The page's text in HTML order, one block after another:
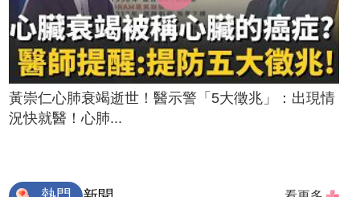
黃崇仁心肺衰竭逝世！醫示警「5大徵兆」：出現情
況快就醫！心肺...